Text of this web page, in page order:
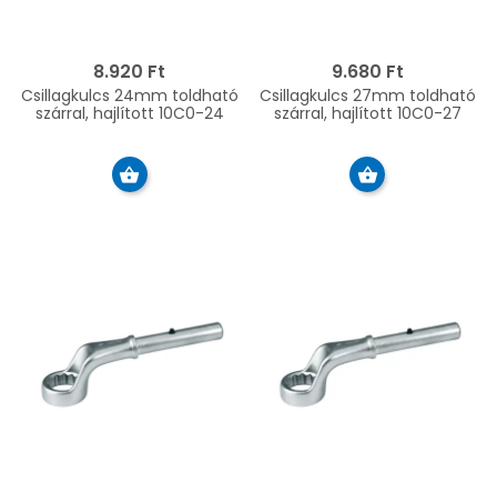
8.920 Ft
Csillagkulcs 24mm toldható
szárral, hajlított 10C0-24
9.680 Ft
Csillagkulcs 27mm toldható
szárral, hajlított 10C0-27